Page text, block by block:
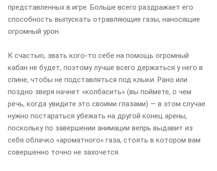
представленных в игре. Больше всего раздражает его
способность выпускать отравляющие газы, наносящие
огромный урон.
К счастью, звать кого-то себе на помощь огромный
кабан не будет, поэтому лучше всего держаться у него в
спине, чтобы не подставляться под клыки. Рано или
поздно зверя начнет «колбасить» (вы поймете, о чем
речь, когда увидите это своими глазами) — в этом случае
нужно постараться убежать на другой конец арены,
поскольку по завершении анимации вепрь выдавит из
себя облачко «ароматного» газа, стоять в котором вам
совершенно точно не захочется.